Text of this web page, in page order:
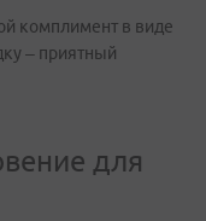
комплимент в виде
– приятный
для